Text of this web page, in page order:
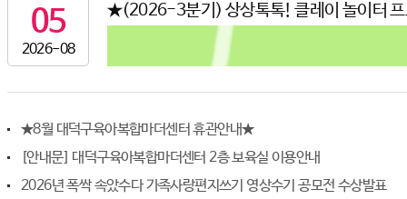
05
2026-08
★(2026-3분기) 상상톡톡! 클레이 놀이터 프
★8월 대덕구육아복합마더센터 휴관안내★
[안내문] 대덕구육아복합마더센터 2층 보육실 이용안내
2026년 폭싹 속았수다 가족사랑편지쓰기 영상수기 공모전 수상발표